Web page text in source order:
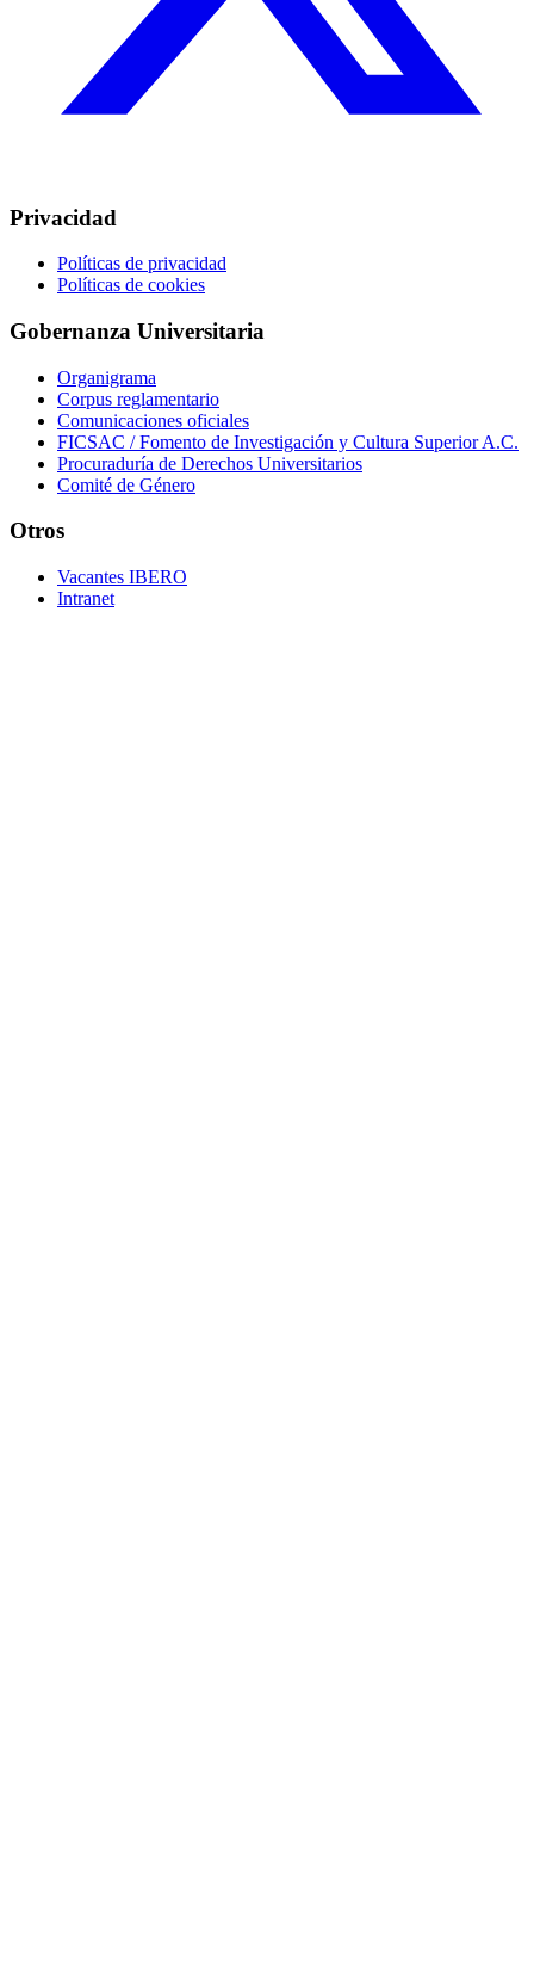
Privacidad
Políticas de privacidad
Políticas de cookies
Gobernanza Universitaria
Organigrama
Corpus reglamentario
Comunicaciones oficiales
FICSAC / Fomento de Investigación y Cultura Superior A.C.
Procuraduría de Derechos Universitarios
Comité de Género
Otros
Vacantes IBERO
Intranet